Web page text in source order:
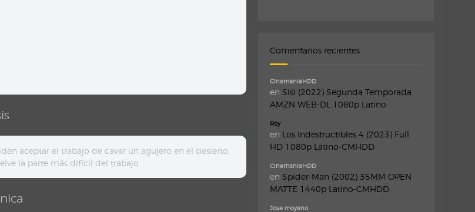
aceptar el trabajo de cavar un agujero en el desierto.
la parte más difícil del trabajo.
Comentarios recientes
CinemaniaHDD
en Sisi (2022) Segunda Temporada
AMZN WEB-DL 1080p Latino
Roy
en Los Indestructibles 4 (2023) Full
HD 1080p Latino-CMHDD
CinemaniaHDD
en Spider-Man (2002) 35MM OPEN
MATTE 1440p Latino-CMHDD
Jose moyano